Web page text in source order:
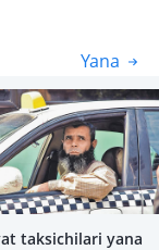
Yana
taksichilari yana